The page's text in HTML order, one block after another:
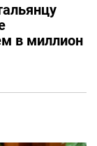
в миллион